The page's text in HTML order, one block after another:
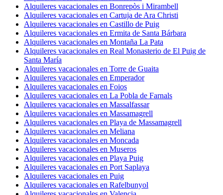
Alquileres vacacionales en Bonrepòs i Mirambell
Alquileres vacacionales en Cartuja de Ara Christi
Alquileres vacacionales en Castillo de Puig
Alquileres vacacionales en Ermita de Santa Bárbara
Alquileres vacacionales en Montaña La Pata
Alquileres vacacionales en Real Monasterio de El Puig de
Santa María
Alquileres vacacionales en Torre de Guaita
Alquileres vacacionales en Emperador
Alquileres vacacionales en Foios
Alquileres vacacionales en La Pobla de Farnals
Alquileres vacacionales en Massalfassar
Alquileres vacacionales en Massamagrell
Alquileres vacacionales en Playa de Massamagrell
Alquileres vacacionales en Meliana
Alquileres vacacionales en Moncada
Alquileres vacacionales en Museros
Alquileres vacacionales en Playa Puig
Alquileres vacacionales en Port Saplaya
Alquileres vacacionales en Puig
Alquileres vacacionales en Rafelbunyol